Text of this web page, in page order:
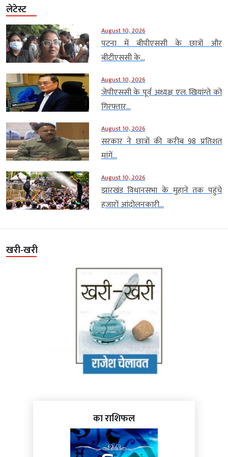
लेटेस्ट
August 10, 2026
पटना में बीपीएससी के छात्रों और
बीटीएससी के...
August 10, 2026
जेपीएससी के पूर्व अध्यक्ष एल. खियांग्ते को
गिरफ्तार...
August 10, 2026
सरकार ने छात्रों की करीब 98 प्रतिशत
मांगें...
August 10, 2026
झारखंड विधानसभा के मुहाने तक पहुंचे
हजारों आंदोलनकारी...
खरी-खरी
का राशिफल